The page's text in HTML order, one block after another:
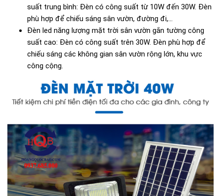
suất trung bình: Đèn có công suất từ 10W đến 30W. Đèn
phù hợp để chiếu sáng sân vườn, đường đi,...
Đèn led năng lượng mặt trời sân vườn gắn tường công
suất cao: Đèn có công suất trên 30W. Đèn phù hợp để
chiếu sáng các không gian sân vườn rộng lớn, khu vực
công cộng.